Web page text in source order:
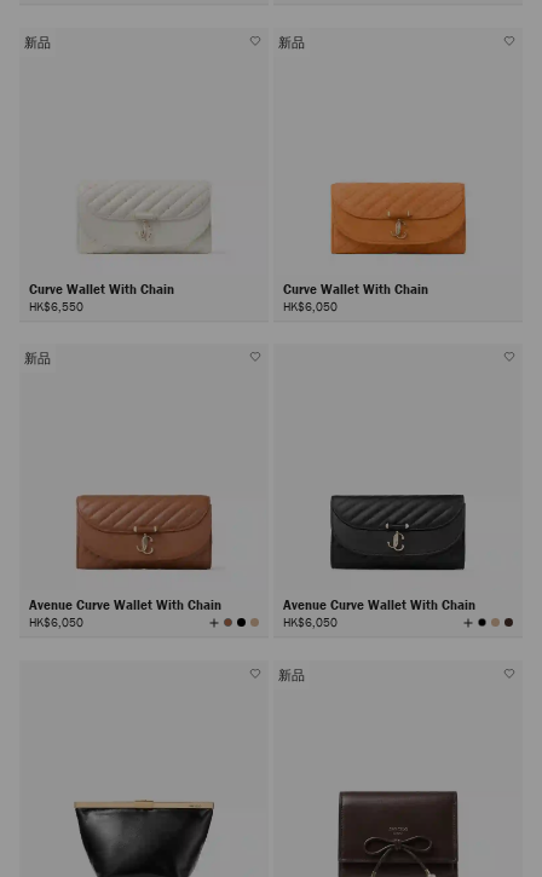
新品
Curve Wallet With Chain
HK$6,550
新品
Curve Wallet With Chain
HK$6,050
新品
Avenue Curve Wallet With Chain
HK$6,050 查
看
Avenue Curve Wallet With Chain
HK$6,050 查
看
新品